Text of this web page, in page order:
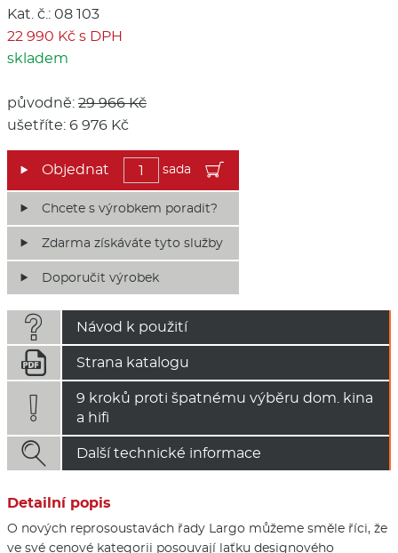
Kat. č.: 08 103
22 990 Kč s DPH
skladem
původně: 29 966 Kč
ušetříte: 6 976 Kč
sada
Chcete s výrobkem poradit?
Zdarma získáváte tyto služby
Doporučit výrobek
 Návod k použití
 Strana katalogu

9 kroků proti špatnému výběru dom. kina
a hifi
 Další technické informace
Detailní popis
O nových reprosoustavách řady Largo můžeme směle říci, že
ve své cenové kategorii posouvají laťku designového